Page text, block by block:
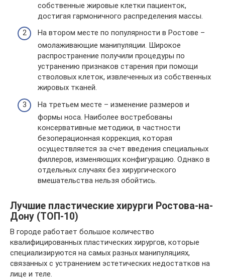
собственные жировые клетки пациенток,
достигая гармоничного распределения массы.
На втором месте по популярности в Ростове –
омолаживающие манипуляции. Широкое
распространение получили процедуры по
устранению признаков старения при помощи
стволовых клеток, извлеченных из собственных
жировых тканей.
На третьем месте – изменение размеров и
формы носа. Наиболее востребованы
консервативные методики, в частности
безоперационная коррекция, которая
осуществляется за счет введения специальных
филлеров, изменяющих конфигурацию. Однако в
отдельных случаях без хирургического
вмешательства нельзя обойтись.
Лучшие пластические хирурги Ростова-на-
Дону (ТОП-10)
В городе работает большое количество
квалифицированных пластических хирургов, которые
специализируются на самых разных манипуляциях,
связанных с устранением эстетических недостатков на
лице и теле.